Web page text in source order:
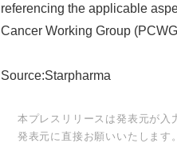
referencing the applicable
Cancer Working Group
Source:Starpharma
本プレスリリースは発表元が入
発表元に直接お願いいたします。